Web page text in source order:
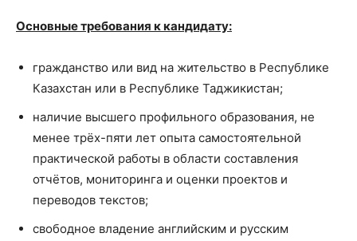
Основные требования к кандидату:
гражданство или вид на жительство в Республике
Казахстан или в Республике Таджикистан;
наличие высшего профильного образования, не
менее трёх-пяти лет опыта самостоятельной
практической работы в области составления
отчётов, мониторинга и оценки проектов и
переводов текстов;
свободное владение английским и русским